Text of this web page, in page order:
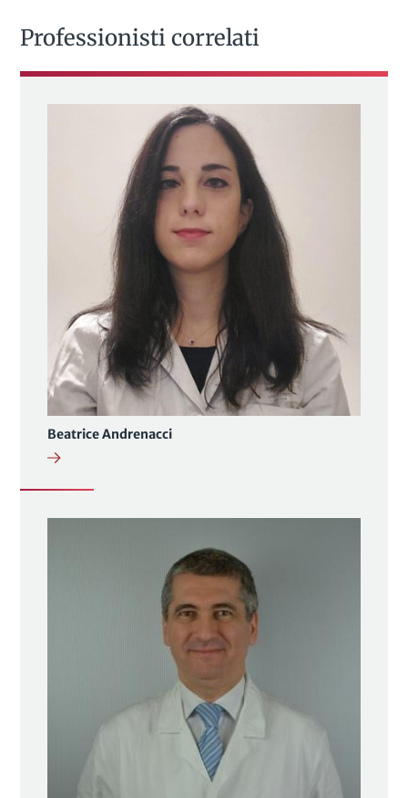
Professionisti correlati
Beatrice Andrenacci